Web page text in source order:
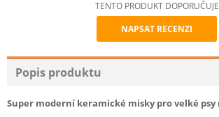
TENTO PRODUKT DOPORUČUJE
NAPSAT RECENZI
Popis produktu
Super moderní keramické misky pro velké psy